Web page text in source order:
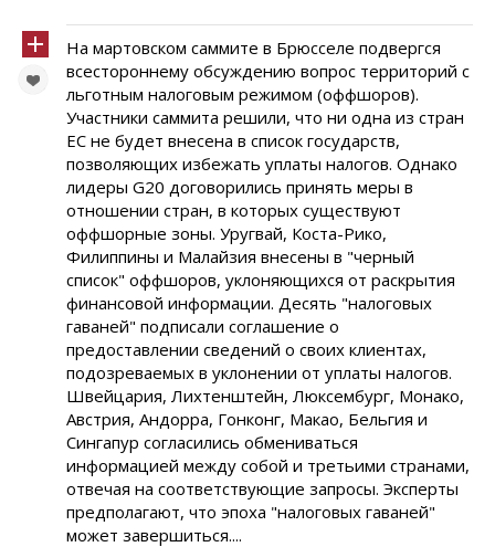
На мартовском саммите в Брюсселе подвергся
всестороннему обсуждению вопрос территорий с
льготным налоговым режимом (оффшоров).
Участники саммита решили, что ни одна из стран
ЕС не будет внесена в список государств,
позволяющих избежать уплаты налогов. Однако
лидеры G20 договорились принять меры в
отношении стран, в которых существуют
оффшорные зоны. Уругвай, Коста-Рико,
Филиппины и Малайзия внесены в "черный
список" оффшоров, уклоняющихся от раскрытия
финансовой информации. Десять "налоговых
гаваней" подписали соглашение о
предоставлении сведений о своих клиентах,
подозреваемых в уклонении от уплаты налогов.
Швейцария, Лихтенштейн, Люксембург, Монако,
Австрия, Андорра, Гонконг, Макао, Бельгия и
Сингапур согласились обмениваться
информацией между собой и третьими странами,
отвечая на соответствующие запросы. Эксперты
предполагают, что эпоха "налоговых гаваней"
может завершиться....